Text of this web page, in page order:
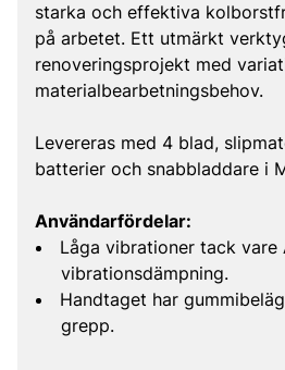
starka och effektiva
på arbetet. Ett utmärkt
renoveringsprojekt med
materialbearbetningsbehov.
Levereras med 4 blad,
batterier och snabbladdare i
Användarfördelar:
Låga vibrationer tack vare
vibrationsdämpning.
Handtaget har
grepp.